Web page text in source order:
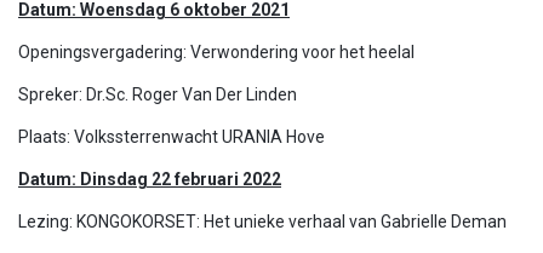
Datum: Woensdag 6 oktober 2021
Openingsvergadering: Verwondering voor het heelal
Spreker: Dr.Sc. Roger Van Der Linden
Plaats: Volkssterrenwacht URANIA Hove
Datum: Dinsdag 22 februari 2022
Lezing: KONGOKORSET: Het unieke verhaal van Gabrielle Deman